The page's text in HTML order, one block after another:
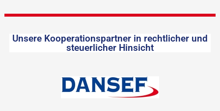
Unsere Kooperationspartner in rechtlicher und
steuerlicher Hinsicht